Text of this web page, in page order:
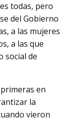
todas, pero
del Gobierno
a las mujeres
a las que
social de
en
la
vieron